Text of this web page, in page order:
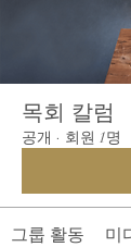
목회 칼럼
공개 · 회원 1명
그룹 활동 미